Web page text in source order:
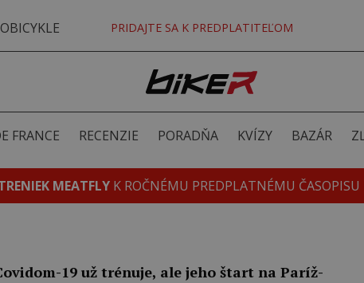
PRIDAJTE SA K PREDPLATITEĽOM
FRANCE RECENZIE PORADŇA KVÍZY BAZÁR
MEATFLY K ROČNÉMU PREDPLATNÉMU ČASOPISU
19 už trénuje, ale jeho štart na Paríž-